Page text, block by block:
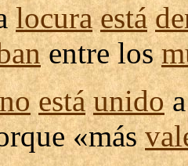
locura está
entre los
está unidoa
«más